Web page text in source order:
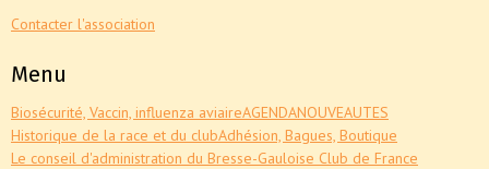
Contacter l'association
Menu
Biosécurité, Vaccin, influenza aviaireAGENDANOUVEAUTES
Historique de la race et du clubAdhésion, Bagues, Boutique
Le conseil d'administration du Bresse-Gauloise Club de France